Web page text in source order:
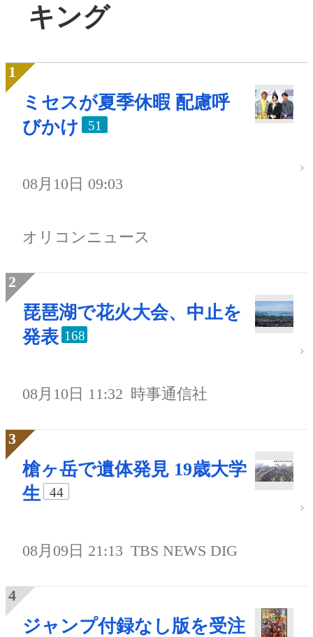
キング
ミセスが夏季休暇 配慮呼
びかけ
51
08月10日 09:03
オリコンニュース
琵琶湖で花火大会、中止を
発表 168
08月10日 11:32 時事通信社
槍ヶ岳で遺体発見 19歳大学
生
44
08月09日 21:13 TBS NEWS DIG
ジャンプ付録なし版を受注